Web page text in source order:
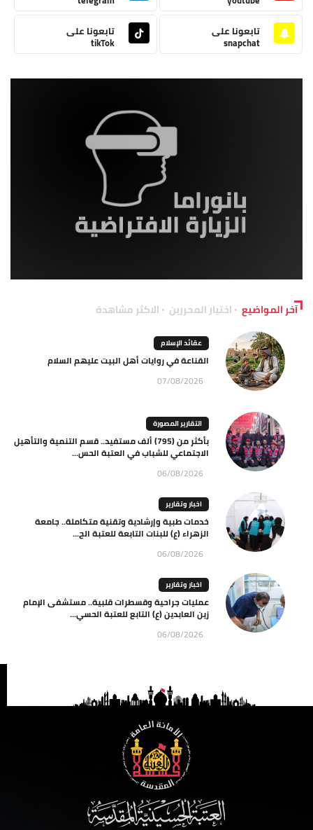
تابعونا على
snapchat
تابعونا على
tikTok
آخر المواضيع اختيار المحررين الاكثر مشاهدة
عقائد الإسلام
القناعة في روايات أهل البيت عليهم السلام
07/08/2026
التقارير المصورة
بأكثر من (795) ألف مستفيد.. قسم التنمية والتأهيل
الاجتماعي للشباب في العتبة الحس...
06/08/2026
اخبار وتقارير
خدمات طبية وإرشادية وتقنية متكاملة.. جامعة
الزهراء (ع) للبنات التابعة للعتبة الح...
06/08/2026
اخبار وتقارير
عمليات جراحية وقسطرات قلبية.. مستشفى الإمام
زين العابدين (ع) التابع للعتبة الحسي...
06/08/2026